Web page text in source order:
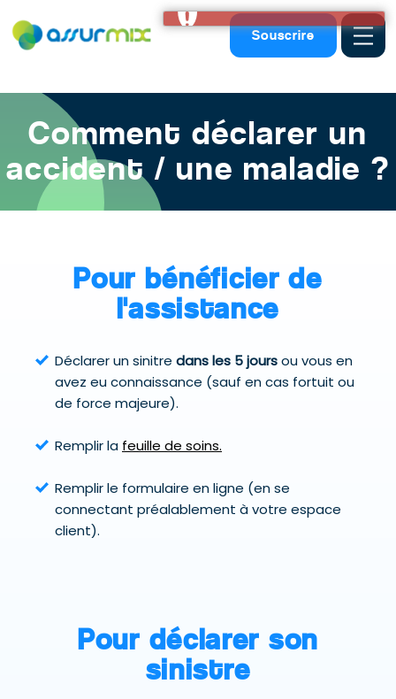
Souscrire
Assurance animaux Declarer accident chien chat assurance
Comment déclarer un
accident / une maladie ?
Pour bénéficier de
l'assistance
Déclarer un sinitre dans les 5 joursou vous en
avez eu connaissance (sauf en cas fortuit ou
de force majeure).
Remplir la feuille de soins.
Remplir le formulaire en ligne (en se
connectant préalablement à votre espace
client).
Pour déclarer son
sinistre